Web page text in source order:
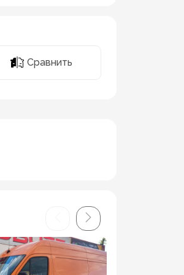
Сравнить